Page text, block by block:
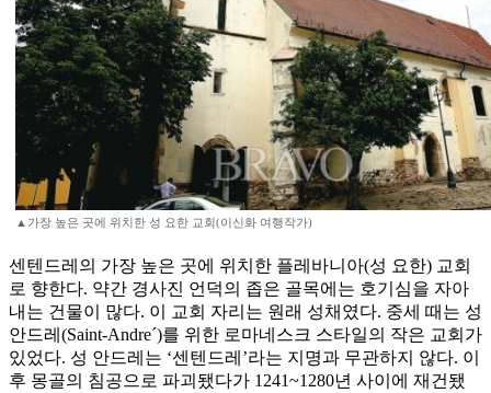
▲가장 높은 곳에 위치한 성 요한 교회(이신화 여행작가)
센텐드레의 가장 높은 곳에 위치한 플레바니아(성 요한) 교회
로 향한다. 약간 경사진 언덕의 좁은 골목에는 호기심을 자아
내는 건물이 많다. 이 교회 자리는 원래 성채였다. 중세 때는 성
안드레(Saint-Andre´)를 위한 로마네스크 스타일의 작은 교회가
있었다. 성 안드레는 ‘센텐드레’라는 지명과 무관하지 않다. 이
후 몽골의 침공으로 파괴됐다가 1241~1280년 사이에 재건됐